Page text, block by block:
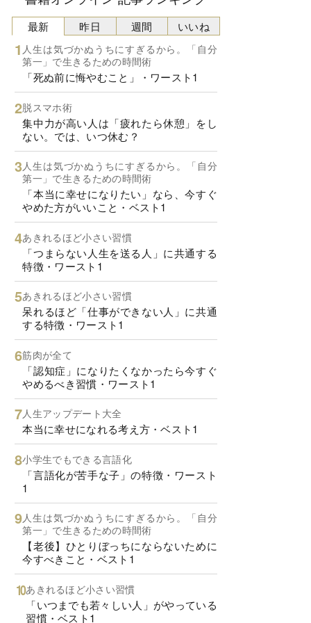
最新
人生は気づかぬうちにすぎるから。「自分
第一」で生きるための時間術
「死ぬ前に悔やむこと」・ワースト1
脱スマホ術
集中力が高い人は「疲れたら休憩」をし
ない。では、いつ休む？
人生は気づかぬうちにすぎるから。「自分
第一」で生きるための時間術
「本当に幸せになりたい」なら、今すぐ
やめた方がいいこと・ベスト1
あきれるほど小さい習慣
「つまらない人生を送る人」に共通する
特徴・ワースト1
あきれるほど小さい習慣
呆れるほど「仕事ができない人」に共通
する特徴・ワースト1
筋肉が全て
「認知症」になりたくなかったら今すぐ
やめるべき習慣・ワースト1
人生アップデート大全
本当に幸せになれる考え方・ベスト1
小学生でもできる言語化
「言語化が苦手な子」の特徴・ワースト
1
人生は気づかぬうちにすぎるから。「自分
第一」で生きるための時間術
【老後】ひとりぼっちにならないために
今すべきこと・ベスト1
あきれるほど小さい習慣
「いつまでも若々しい人」がやっている
習慣・ベスト1
昨日 週間 いいね